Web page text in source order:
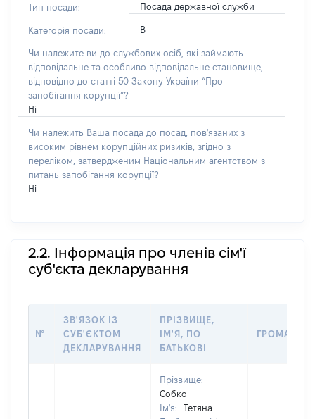
Тип посади: Посада державної служби
Категорія посади: В
Чи належите ви до службових осіб, які займають
відповідальне та особливо відповідальне становище,
відповідно до статті 50 Закону України “Про
запобігання корупції”?
Ні
Чи належить Ваша посада до посад, пов'язаних з
високим рівнем корупційних ризиків, згідно з
переліком, затвердженим Національним агентством з
питань запобігання корупції?
Ні
2.2. Інформація про членів сім'ї
суб'єкта декларування
№
ЗВ'ЯЗОК ІЗ
СУБ'ЄКТОМ
ДЕКЛАРУВАННЯ
ПРІЗВИЩЕ,
ІМ'Я, ПО
БАТЬКОВІ
Прізвище:
Собко
Ім'я:
Тетяна